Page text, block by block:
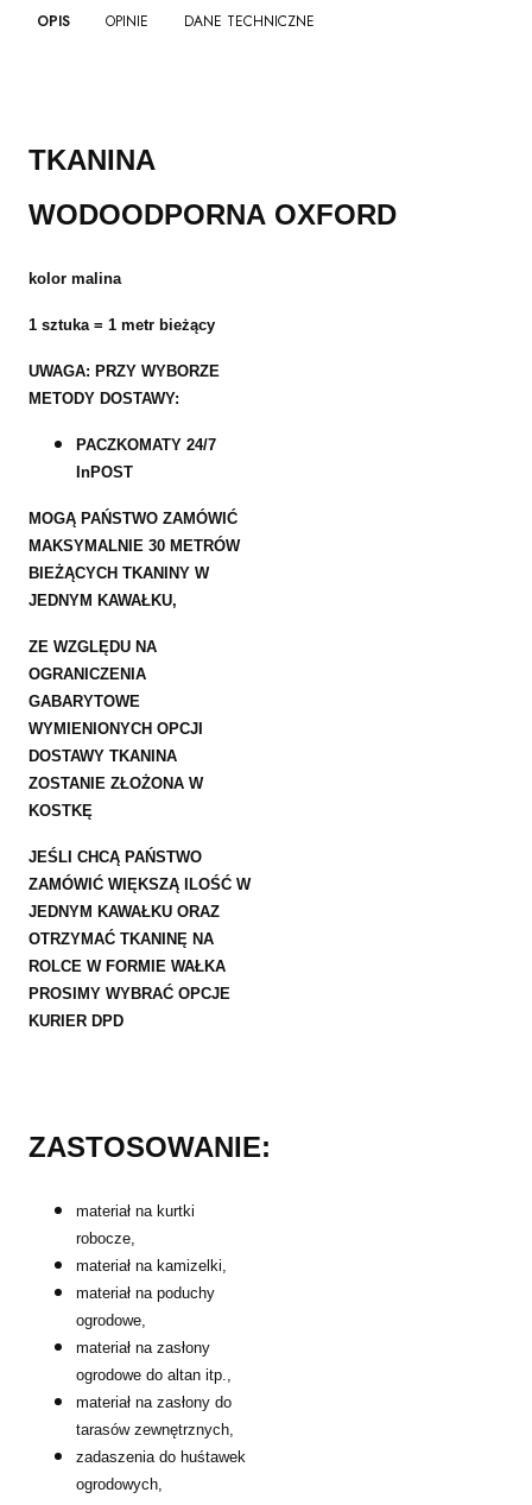
OPIS OPINIE DANE TECHNICZNE
TKANINA
WODOODPORNA OXFORD
kolor malina
1 sztuka = 1 metr bieżący
UWAGA: PRZY WYBORZE
METODY DOSTAWY:
PACZKOMATY 24/7
InPOST
MOGĄ PAŃSTWO ZAMÓWIĆ
MAKSYMALNIE 30 METRÓW
BIEŻĄCYCH TKANINY W
JEDNYM KAWAŁKU,
ZE WZGLĘDU NA
OGRANICZENIA
GABARYTOWE
WYMIENIONYCH OPCJI
DOSTAWY TKANINA
ZOSTANIE ZŁOŻONA W
KOSTKĘ
JEŚLI CHCĄ PAŃSTWO
ZAMÓWIĆ WIĘKSZĄ ILOŚĆ W
JEDNYM KAWAŁKU ORAZ
OTRZYMAĆ TKANINĘ NA
ROLCE W FORMIE WAŁKA
PROSIMY WYBRAĆ OPCJE
KURIER DPD
ZASTOSOWANIE:
materiał na kurtki
robocze,
materiał na kamizelki,
materiał na poduchy
ogrodowe,
materiał na zasłony
ogrodowe do altan itp.,
materiał na zasłony do
tarasów zewnętrznych,
zadaszenia do huśtawek
ogrodowych,